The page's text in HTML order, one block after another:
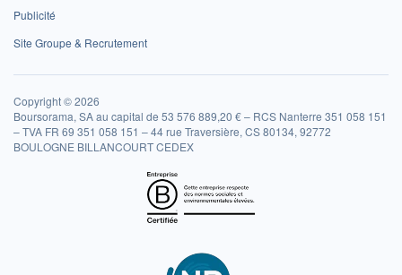
Publicité
Site Groupe & Recrutement
Copyright © 2026
Boursorama, SA au capital de 53 576 889,20 € – RCS Nanterre 351 058 151
– TVA FR 69 351 058 151 – 44 rue Traversière, CS 80134, 92772
BOULOGNE BILLANCOURT CEDEX